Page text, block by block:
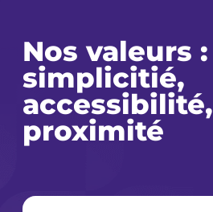
Nos valeurs :
simplicitié,
accessibilité,
proximité